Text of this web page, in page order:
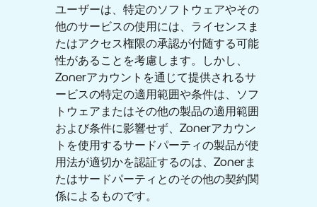
ユーザーは、特定のソフトウェアやその
他のサービスの使用には、ライセンスま
たはアクセス権限の承認が付随する可能
性があることを考慮します。しかし、
Zonerアカウントを通じて提供されるサ
ービスの特定の適用範囲や条件は、ソフ
トウェアまたはその他の製品の適用範囲
および条件に影響せず、Zonerアカウン
トを使用するサードパーティの製品が使
用法が適切かを認証するのは、Zonerま
たはサードパーティとのその他の契約関
係によるものです。